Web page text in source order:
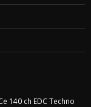
140 ch EDC Techno